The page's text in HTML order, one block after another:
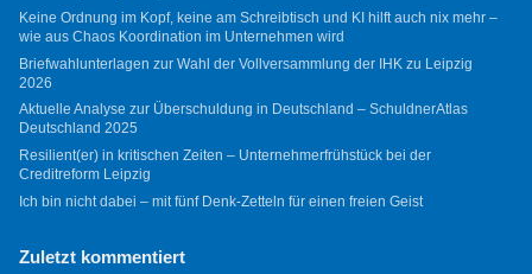
Keine Ordnung im Kopf, keine am Schreibtisch und KI hilft auch nix mehr –
wie aus Chaos Koordination im Unternehmen wird
Briefwahlunterlagen zur Wahl der Vollversammlung der IHK zu Leipzig
2026
Aktuelle Analyse zur Überschuldung in Deutschland – SchuldnerAtlas
Deutschland 2025
Resilient(er) in kritischen Zeiten – Unternehmerfrühstück bei der
Creditreform Leipzig
Ich bin nicht dabei – mit fünf Denk-Zetteln für einen freien Geist
Zuletzt kommentiert